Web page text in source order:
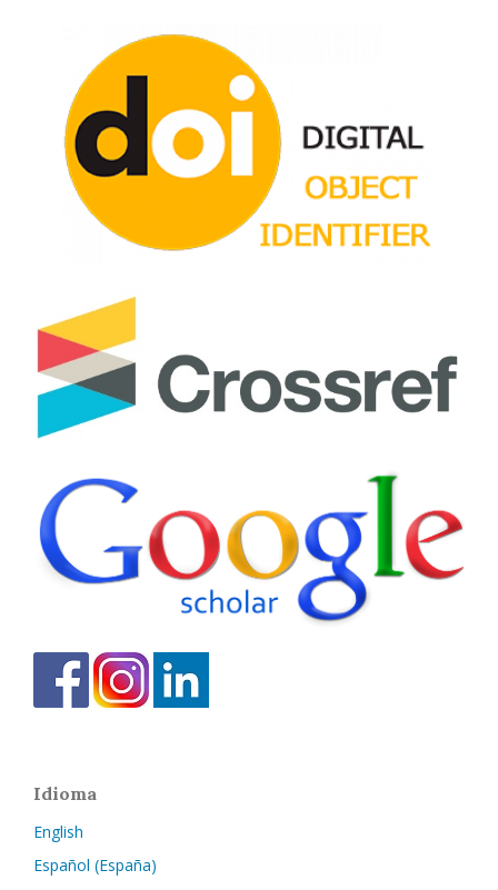
Idioma
English
Español (España)